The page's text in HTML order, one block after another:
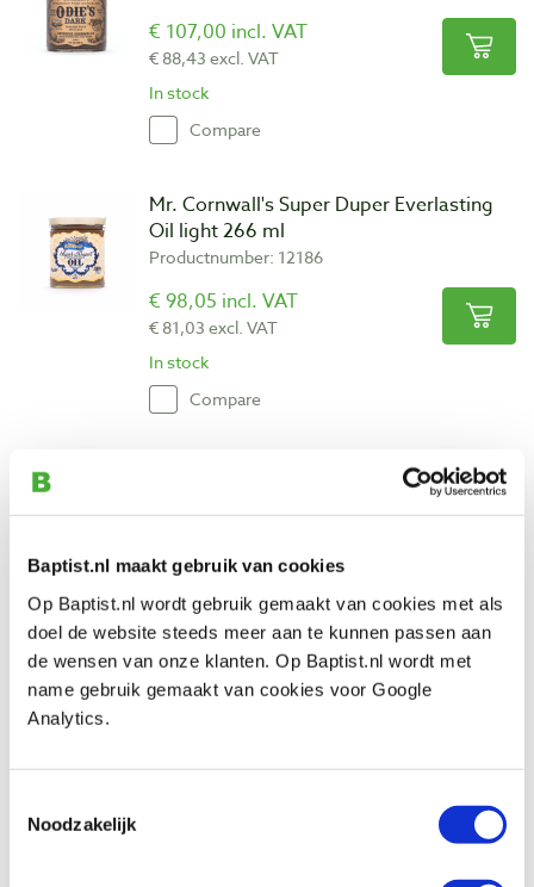
Baptist.nl maakt gebruik van cookies
Op Baptist.nl wordt gebruik gemaakt van cookies met als
doel de website steeds meer aan te kunnen passen aan
de wensen van onze klanten. Op Baptist.nl wordt met
name gebruik gemaakt van cookies voor Google
Analytics.
Noodzakelijk
€ 107,00 incl. VAT
€ 88,43 excl. VAT
In stock
Compare
Mr. Cornwall's Super Duper Everlasting
Oil light 266 ml
Productnumber: 12186
€ 98,05 incl. VAT
€ 81,03 excl. VAT
In stock
Compare
Mr. Cornwall's Super Duper Everlasting
€ 98,05 incl. VAT
€ 81,03 excl. VAT
In stock
Compare
Productnumber: 12195